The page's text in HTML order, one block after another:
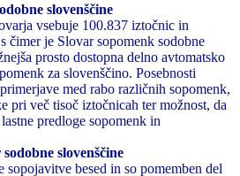
slovenščine
vsebuje 100.837 iztočnic in
čimer je Slovar sopomenk sodobne
prosto dostopna delno avtomatsko
za slovenščino. Posebnosti
med rabo različnih sopomenk,
pri več tisoč iztočnicah ter možnost, da
predloge sopomenk in
slovenščine
besed in so pomemben del